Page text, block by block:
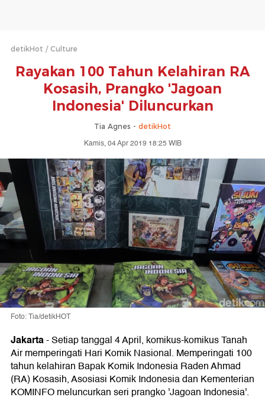
detikHot Culture
Rayakan 100 Tahun Kelahiran RA
Kosasih, Prangko 'Jagoan
Indonesia' Diluncurkan
Tia Agnes - detikHot
Kamis, 04 Apr 2019 18:25 WIB
Foto: Tia/detikHOT
Jakarta- Setiap tanggal 4 April, komikus-komikus Tanah
Air memperingati Hari Komik Nasional. Memperingati 100
tahun kelahiran Bapak Komik Indonesia Raden Ahmad
(RA) Kosasih, Asosiasi Komik Indonesia dan Kementerian
KOMINFO meluncurkan seri prangko 'Jagoan Indonesia'.